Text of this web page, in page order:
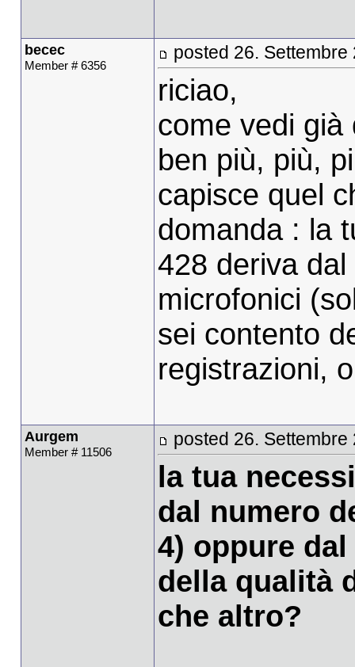
becec
Member # 6356
posted 26. Settembre
riciao,
come vedi già
ben più, più,
capisce quel
domanda : la
428 deriva
microfonici
sei contento
registrazioni,
Aurgem
Member # 11506
posted 26. Settembre
la tua
dal numero
4) oppure
della qualità
che altro?